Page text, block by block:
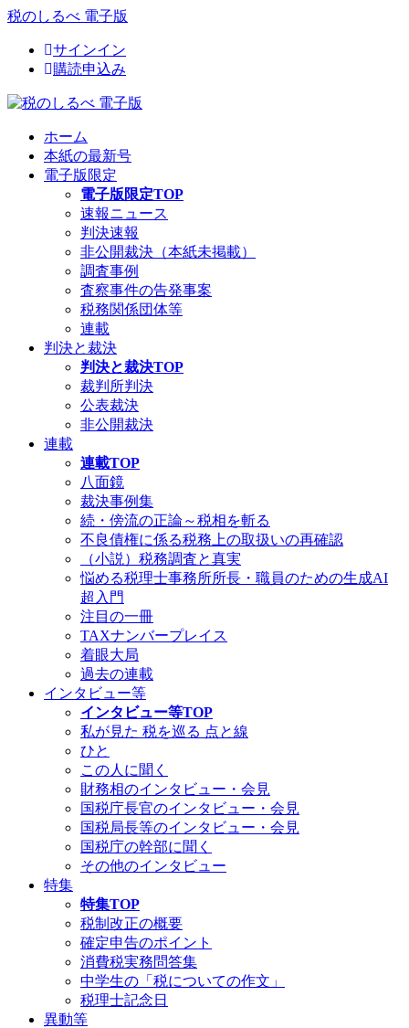
税のしるべ 電子版
サインイン
購読申込み
ホーム
本紙の最新号
電子版限定
電子版限定TOP
速報ニュース
判決速報
非公開裁決（本紙未掲載）
調査事例
査察事件の告発事案
税務関係団体等
連載
判決と裁決
判決と裁決TOP
裁判所判決
公表裁決
非公開裁決
連載
連載TOP
八面鏡
裁決事例集
続・傍流の正論～税相を斬る
不良債権に係る税務上の取扱いの再確認
（小説）税務調査と真実
悩める税理士事務所所長・職員のための生成AI
超入門
注目の一冊
TAXナンバープレイス
着眼大局
過去の連載
インタビュー等
インタビュー等TOP
私が見た 税を巡る 点と線
ひと
この人に聞く
財務相のインタビュー・会見
国税庁長官のインタビュー・会見
国税局長等のインタビュー・会見
国税庁の幹部に聞く
その他のインタビュー
特集
特集TOP
税制改正の概要
確定申告のポイント
消費税実務問答集
中学生の「税についての作文」
税理士記念日
異動等